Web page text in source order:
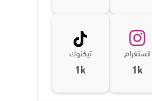
انستغرام
1k
تيكتوك
1k